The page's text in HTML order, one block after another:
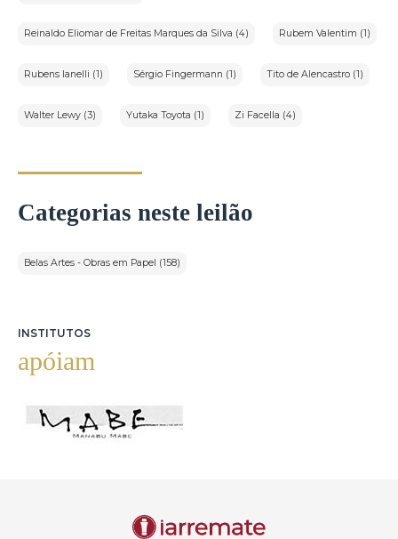
Reinaldo Eliomar de Freitas Marques da Silva (4) Rubem Valentim (1)
Rubens Ianelli (1) Sérgio Fingermann (1) Tito de Alencastro (1)
Walter Lewy (3) Yutaka Toyota (1) Zi Facella (4)
Categorias neste leilão
Belas Artes - Obras em Papel (158)
INSTITUTOS
apóiam